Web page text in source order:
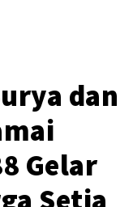
dan
Gelar